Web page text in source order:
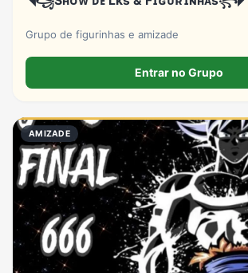
Grupo de figurinhas e amizade
Entrar no Grupo
AMIZADE